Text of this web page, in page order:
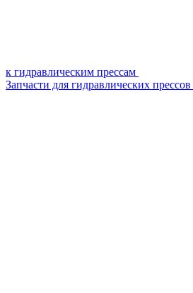
к гидравлическим прессам
Запчасти для гидравлических прессов